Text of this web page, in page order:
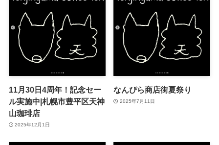
11月30日4周年！記念セー
ル実施中|札幌市豊平区天神
山珈琲店
2025年12月1日
なんぴら商店街夏祭り
2025年7月11日